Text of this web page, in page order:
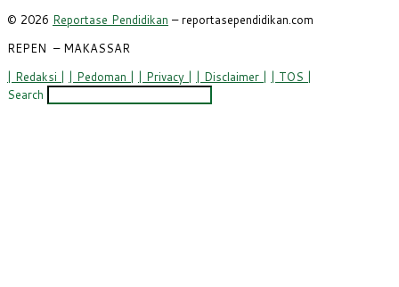
© 2026 Reportase Pendidikan – reportasependidikan.com
REPEN – MAKASSAR
| Redaksi | | Pedoman | | Privacy | | Disclaimer | | TOS |
Search